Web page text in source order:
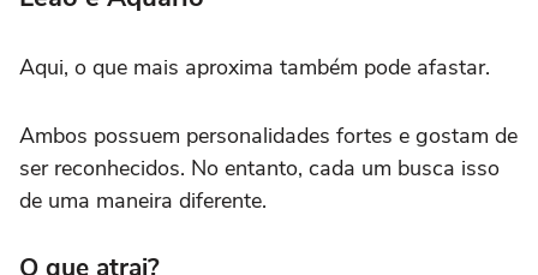
Aqui, o que mais aproxima também pode afastar.
Ambos possuem personalidades fortes e gostam de
ser reconhecidos. No entanto, cada um busca isso
de uma maneira diferente.
O que atrai?